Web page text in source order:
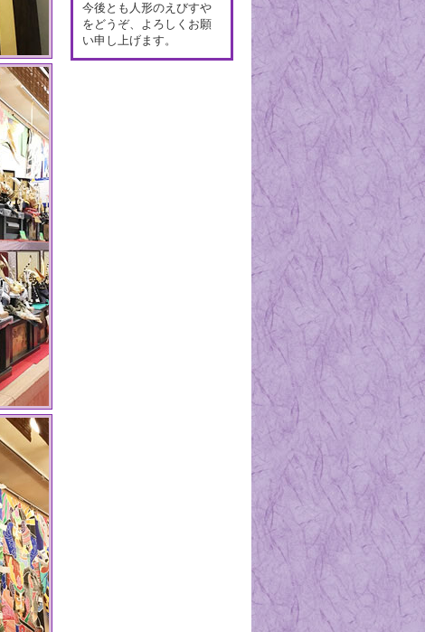
今後とも人形のえびすや
をどうぞ、よろしくお願
い申し上げます。